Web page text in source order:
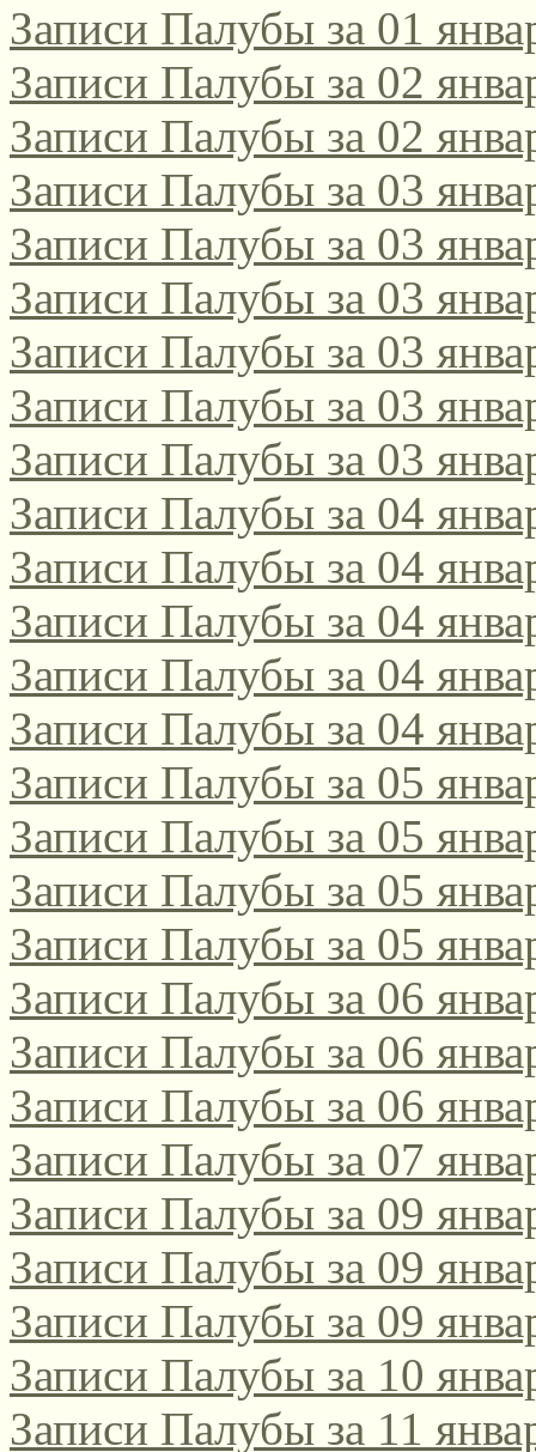
Участвуйте в
поэтическом интернет-
2021/2022!
Да, этот конкурс,
русскоязычных поэтов
поэтов-россиян,
Соответствующее
[url=http://
Записи Палубы за 01
Записи Палубы за 02
Записи Палубы за 02
Записи Палубы за 03
Записи Палубы за 03
Записи Палубы за 03
Записи Палубы за 03
Записи Палубы за 03
Записи Палубы за 03
Записи Палубы за 04
Записи Палубы за 04
Записи Палубы за 04
Записи Палубы за 04
Записи Палубы за 04
Записи Палубы за 05
Записи Палубы за 05
Записи Палубы за 05
Записи Палубы за 05
Записи Палубы за 06
Записи Палубы за 06
Записи Палубы за 06
Записи Палубы за 07
Записи Палубы за 09
Записи Палубы за 09
Записи Палубы за 09
Записи Палубы за 10
Записи Палубы за 11